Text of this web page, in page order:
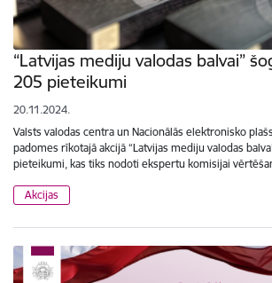
“Latvijas mediju valodas balvai”
205 pieteikumi
20.11.2024.
Valsts valodas centra un Nacionālās elektronisko
padomes rīkotajā akcijā “Latvijas mediju valodas
pieteikumi, kas tiks nodoti ekspertu komisijai
Akcijas